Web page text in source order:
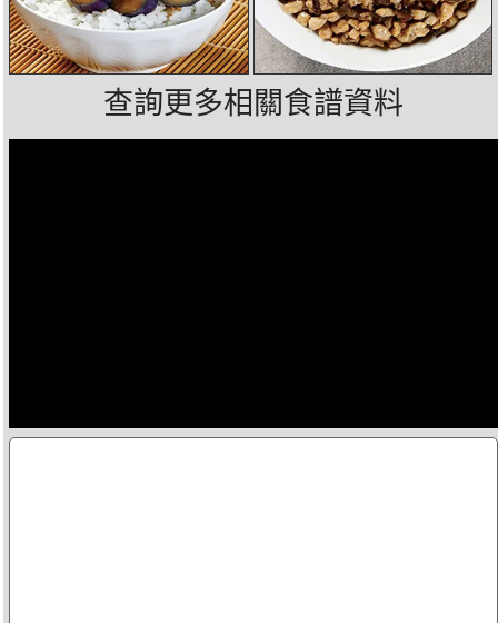
查詢更多相關食譜資料